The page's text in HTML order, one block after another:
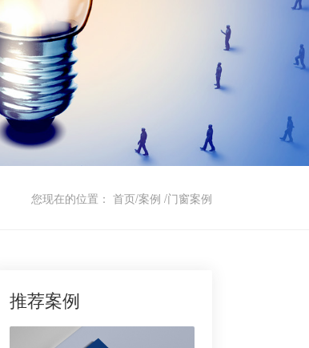
您现在的位置：首页/案例/门窗案例
推荐案例